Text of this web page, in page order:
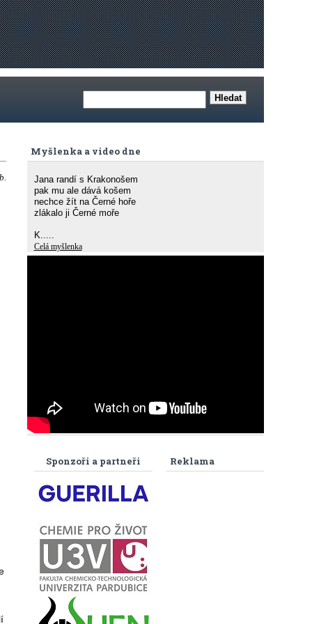
Myšlenka a video dne
Jana randí s Krakonošem
pak mu ale dává košem
nechce žít na Černé hoře
zlákalo ji Černé moře
K.....
Celá myšlenka
Reklama
Sponzoři a partneři